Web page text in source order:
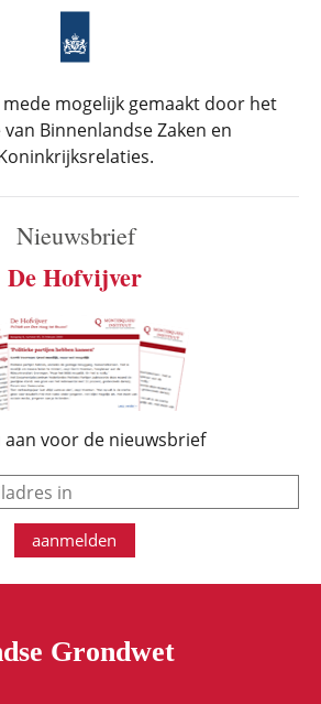
mede mogelijk gemaakt door het
Binnenlandse Zaken en
Nieuwsbrief
De Hofvijver
aan voor de nieuwsbrief
e-mail
aanmelden
Grondwet